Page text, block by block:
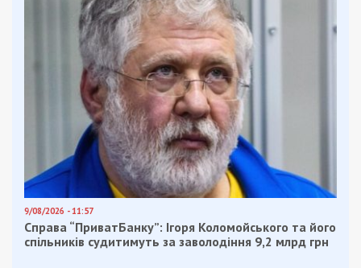
Важно, что наличие гладкой транзитной зоны
делает передвижение по улице более удобным.
Это одна из тех мелочей, которая в комплексе
является частью формирования комфортной
городской среды.